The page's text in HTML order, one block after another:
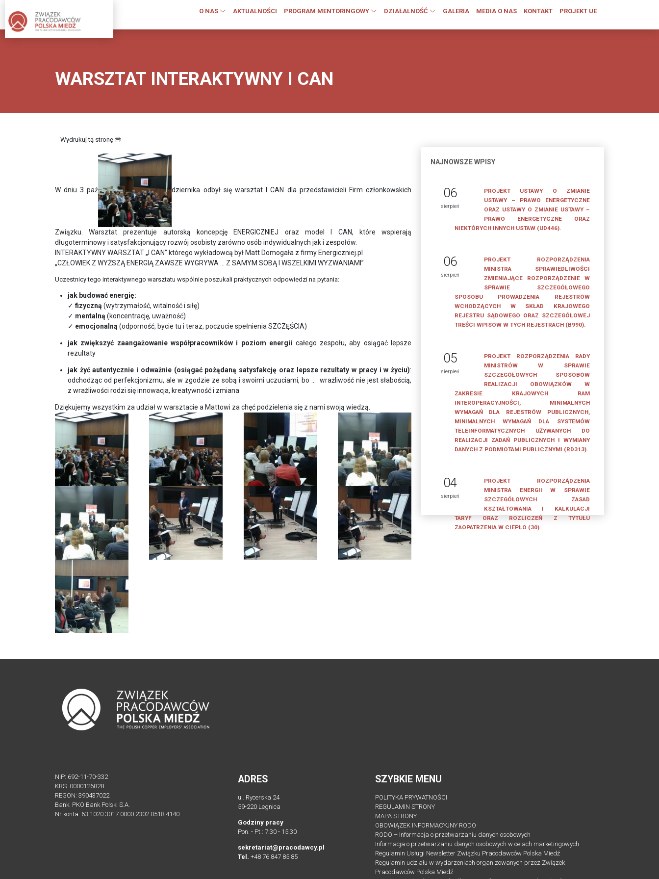
O NAS AKTUALNOŚCI PROGRAM MENTORINGOWY DZIAŁALNOŚĆ GALERIA MEDIA O NAS KONTAKT PROJEKT UE
O
ZWIĄZKU;
REGULAMIN
ZGROMADZENIA
OGÓLNEGO
wydarzeniach
Pracodawców
Wydarzenia
ZARZĄD
ZWIĄZKU
CZŁONKOWIE
ZWIĄZKU
CZŁONKOWSKICH
WSTĄPIĆ
ZWIĄZKU
SKŁADKACH
PRACOWNICY
POLSKA
AKTUALNOŚCI
WARSZTAT INTERAKTYWNY I CAN
Wydrukuj tą stronę
W dniu 3 paź dziernika odbył się warsztat I CAN dla przedstawicieli Firm członkowskich
Związku. Warsztat prezentuje autorską koncepcję ENERGICZNIEJ oraz model I CAN, które wspierają
długoterminowy i satysfakcjonujący rozwój osobisty zarówno osób indywidualnych jak i zespołów.
INTERAKTYWNY WARSZTAT „I CAN” którego wykładowcą był Matt Domogała z firmy Energiczniej.pl
„CZŁOWIEK Z WYŻSZĄ ENERGIĄ ZAWSZE WYGRYWA … Z SAMYM SOBĄ I WSZELKIMI WYZWANIAMI”
Uczestnicy tego interaktywnego warsztatu wspólnie poszukali praktycznych odpowiedzi na pytania:
jak budować energię:
✓ fizyczną (wytrzymałość, witalność i siłę)
✓ mentalną (koncentrację, uważność)
✓ emocjonalną (odporność, bycie tu i teraz, poczucie spełnienia SZCZĘŚCIA)
jak zwiększyć zaangażowanie współpracowników i poziom energii całego zespołu, aby osiągać lepsze
rezultaty
jak żyć autentycznie i odważnie (osiągać pożądaną satysfakcję oraz lepsze rezultaty w pracy i w życiu):
odchodząc od perfekcjonizmu, ale w zgodzie ze sobą i swoimi uczuciami, bo … wrażliwość nie jest słabością,
z wrażliwości rodzi się innowacja, kreatywność i zmiana
Dziękujemy wszystkim za udział w warsztacie a Mattowi za chęć podzielenia się z nami swoją wiedzą.
NAJNOWSZE WPISY
06
sierpień
PROJEKT USTAWY O ZMIANIE
USTAWY – PRAWO ENERGETYCZNE
ORAZ USTAWY O ZMIANIE USTAWY –
PRAWO ENERGETYCZNE ORAZ
NIEKTÓRYCH INNYCH USTAW (UD446).
06
sierpień
PROJEKT ROZPORZĄDZENIA
MINISTRA SPRAWIEDLIWOŚCI
ZMIENIAJĄCE ROZPORZĄDZENIE W
SPRAWIE SZCZEGÓŁOWEGO
SPOSOBU PROWADZENIA REJESTRÓW
WCHODZĄCYCH W SKŁAD KRAJOWEGO
REJESTRU SĄDOWEGO ORAZ SZCZEGÓŁOWEJ
TREŚCI WPISÓW W TYCH REJESTRACH (B990).
05
sierpień
PROJEKT ROZPORZĄDZENIA RADY
MINISTRÓW W SPRAWIE
SZCZEGÓŁOWYCH SPOSOBÓW
REALIZACJI OBOWIĄZKÓW W
ZAKRESIE KRAJOWYCH RAM
INTEROPERACYJNOŚCI, MINIMALNYCH
WYMAGAŃ DLA REJESTRÓW PUBLICZNYCH,
MINIMALNYCH WYMAGAŃ DLA SYSTEMÓW
TELEINFORMATYCZNYCH UŻYWANYCH DO
REALIZACJI ZADAŃ PUBLICZNYCH I WYMIANY
DANYCH Z PODMIOTAMI PUBLICZNYMI (RD313).
04
sierpień
PROJEKT ROZPORZĄDZENIA
MINISTRA ENERGII W SPRAWIE
SZCZEGÓŁOWYCH ZASAD
KSZTAŁTOWANIA I KALKULACJI
TARYF ORAZ ROZLICZEŃ Z TYTUŁU
ZAOPATRZENIA W CIEPŁO (30).
NIP: 692-11-70-332
KRS: 0000126828
REGON: 390437022
Bank: PKO Bank Polski S.A.
Nr konta: 63 1020 3017 0000 2302 0518 4140
ADRES
ul. Rycerska 24
59-220 Legnica
Godziny pracy
Pon. - Pt.: 7:30 - 15:30
sekretariat@pracodawcy.pl
Tel. +48 76 847 85 85
SZYBKIE MENU
POLITYKA PRYWATNOŚCI
REGULAMIN STRONY
MAPA STRONY
OBOWIĄZEK INFORMACYJNY RODO
RODO – Informacja o przetwarzaniu danych osobowych
Informacja o przetwarzaniu danych osobowych w celach marketingowych
Regulamin Usługi Newsletter Związku Pracodawców Polska Miedź
Regulamin udziału w wydarzeniach organizowanych przez Związek
Pracodawców Polska Miedź